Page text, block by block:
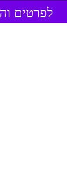
לפרטים